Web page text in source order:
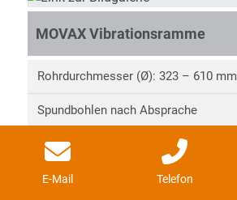
MOVAX Vibrationsramme
Rohrdurchmesser (Ø): 323 – 610 mm
Spundbohlen nach Absprache
H-Träger nach Absprache
Eigengewicht: 2.327 – 2.558 kg
E-Mail Telefon